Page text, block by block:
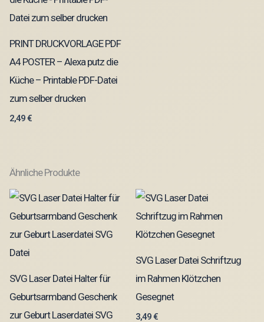
PRINT DRUCKVORLAGE PDF
A4 POSTER – Alexa putz die
Küche – Printable PDF-Datei
zum selber drucken
2,49€
Ähnliche Produkte
SVG Laser Datei Halter für
Geburtsarmband Geschenk
zur Geburt Laserdatei SVG
SVG Laser Datei Schriftzug
im Rahmen Klötzchen
Gesegnet
3,49€